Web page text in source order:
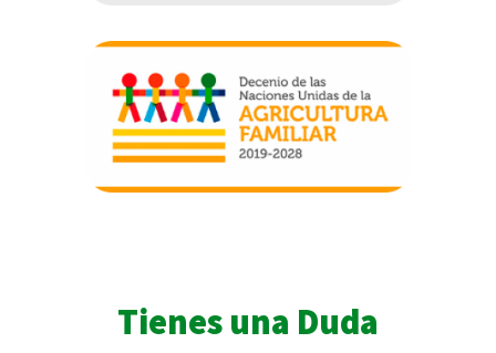
Tienes una Duda